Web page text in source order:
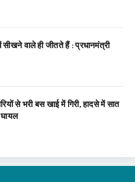
वाले ही जीतते हैं : प्रधानमंत्री
से भरी बस खाई में गिरी, हादसे में सात
घायल